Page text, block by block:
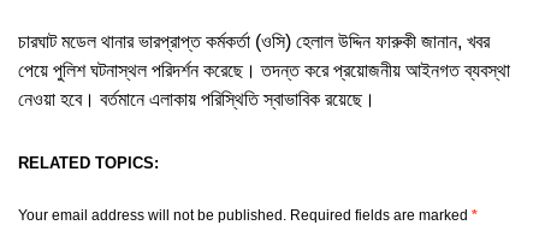
চারঘাট মডেল থানার ভারপ্রাপ্ত কর্মকর্তা (ওসি) হেলাল উদ্দিন ফারুকী জানান, খবর
পেয়ে পুলিশ ঘটনাস্থল পরিদর্শন করেছে। তদন্ত করে প্রয়োজনীয় আইনগত ব্যবস্থা
নেওয়া হবে। বর্তমানে এলাকায় পরিস্থিতি স্বাভাবিক রয়েছে।
RELATED TOPICS:
Your email address will not be published. Required fields are marked *